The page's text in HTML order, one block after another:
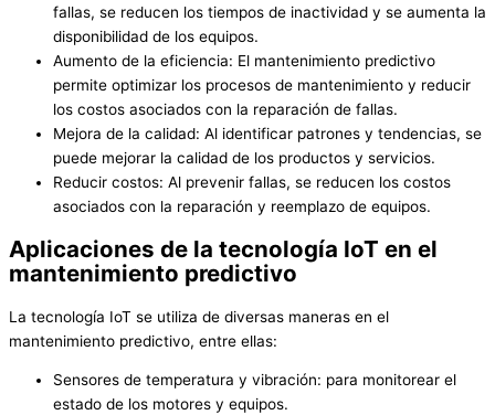
fallas, se reducen los tiempos de inactividad y se aumenta la
disponibilidad de los equipos.
Aumento de la eficiencia: El mantenimiento predictivo
permite optimizar los procesos de mantenimiento y reducir
los costos asociados con la reparación de fallas.
Mejora de la calidad: Al identificar patrones y tendencias, se
puede mejorar la calidad de los productos y servicios.
Reducir costos: Al prevenir fallas, se reducen los costos
asociados con la reparación y reemplazo de equipos.
Aplicaciones de la tecnología IoT en el
mantenimiento predictivo
La tecnología IoT se utiliza de diversas maneras en el
mantenimiento predictivo, entre ellas:
Sensores de temperatura y vibración: para monitorear el
estado de los motores y equipos.